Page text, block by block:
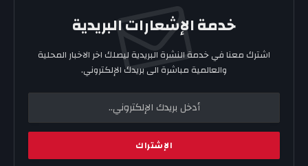
خدمة الإشعارات البريدية
اشترك معنا في خدمة النشرة البريدية ليصلك اخر الاخبار المحلية
والعالمية مباشرة الى بريدك الإلكتروني.